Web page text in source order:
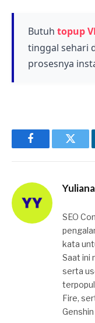
Butuh topup
tinggal sehari
prosesnya
Facebook
Yuliana
SEO
kata
Saat ini
serta
Fire,